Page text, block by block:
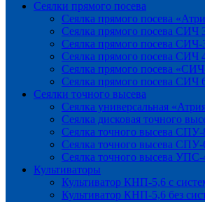
Сеялки прямого посева
Сеялка прямого посева
Сеялка прямого посева СИЧ
Сеялка прямого посева
Сеялка прямого посева СИЧ
Сеялка прямого посева
Сеялка прямого посева СИЧ
Сеялки точного высева
Сеялка универсальная
Сеялка дисковая точного
Сеялка точного высева
Сеялка точного высева
Сеялка точного высева
Культиваторы
Культиватор КНП-5,6 с
Культиватор КНП-5,6 без